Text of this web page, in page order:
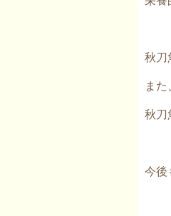
秋刀
ま
秋刀
今後